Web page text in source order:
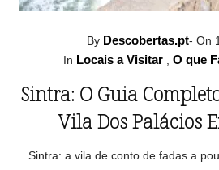
By Descobertas.pt- On
In Locais a Visitar O que
Sintra: O Guia
Vila Dos Palácios
Sintra: a vila de conto de fadas a